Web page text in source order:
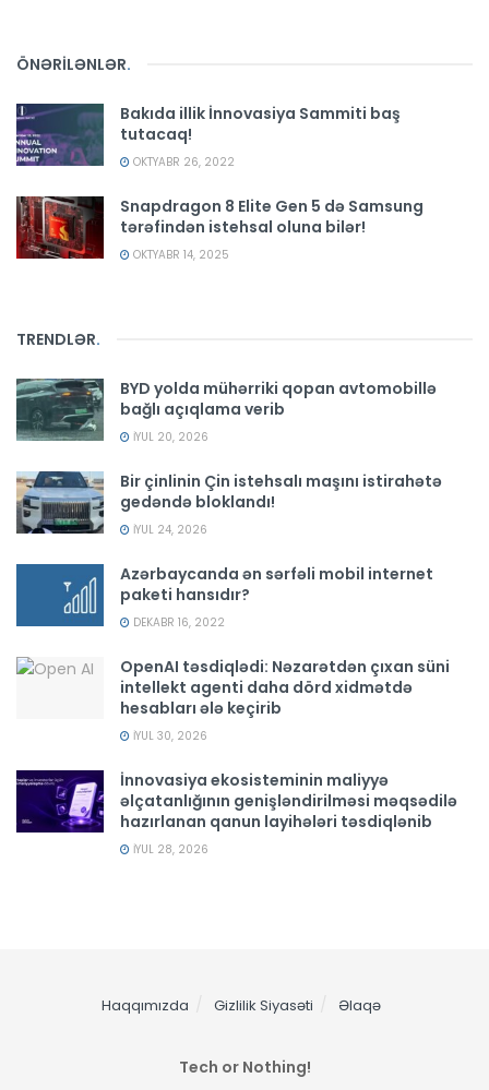
ÖNƏRİLƏNLƏR.
Bakıda illik İnnovasiya Sammiti baş
tutacaq!
OKTYABR 26, 2022
Snapdragon 8 Elite Gen 5 də Samsung
tərəfindən istehsal oluna bilər!
OKTYABR 14, 2025
TRENDLƏR.
BYD yolda mühərriki qopan avtomobillə
bağlı açıqlama verib
İYUL 20, 2026
Bir çinlinin Çin istehsalı maşını istirahətə
gedəndə bloklandı!
İYUL 24, 2026
Azərbaycanda ən sərfəli mobil internet
paketi hansıdır?
DEKABR 16, 2022
OpenAI təsdiqlədi: Nəzarətdən çıxan süni
intellekt agenti daha dörd xidmətdə
hesabları ələ keçirib
İYUL 30, 2026
İnnovasiya ekosisteminin maliyyə
əlçatanlığının genişləndirilməsi məqsədilə
hazırlanan qanun layihələri təsdiqlənib
İYUL 28, 2026
Haqqımızda Gizlilik Siyasəti Əlaqə
Tech or Nothing!